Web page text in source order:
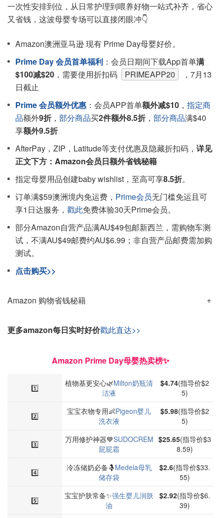
一次性安排到位，从日常护理到喂养好物一站式补齐，省心
又省钱，这波母婴专场可以直接闭眼冲👇
Amazon澳洲亚马逊 现有 Prime Day母婴好价。
Prime Day 会员首单福利 ：会员日期间下载App首单满
$100减$20 ，需要使用折扣码 PRIMEAPP20
，7月13
日截止
Prime 会员额外优惠 ：会员APP首单额外减$10 ， 指定商
品额外9折 ， 部分商品买2件额外8.5折 ， 部分商品满$40
享额外9.5折
AfterPay，ZIP，Latitude等支付优惠及隐藏折扣码， 详见
正文下方：Amazon会员日额外省钱秘籍
指定母婴用品创建baby wishlist，至高可享8.5折。
订单满$59澳洲境内免运费， Prime会员无门槛免运且可
享1日达服务， 戳此免费体验30天Prime会员。
部分Amazon自营产品满AU$49包邮新西兰，需购物车测
试，不满AU$49邮费约AU$6.99；非自营产品邮费需加购
测试。
点击购买>>
Amazon 购物省钱秘籍
更多amazon每日实时好价戳此直达>>
Amazon Prime Day母婴热卖榜✨
1️⃣ 植物基更安心🌿Milton奶瓶清
洁液
$4.74(指导价$2
5)
2️⃣ 宝宝衣物专用👶Pigeon婴儿
洗衣液
$5.98(指导价$2
5)
3️⃣ 万用修护神器💙SUDOCREM
屁屁霜
$25.65(指导价$3
8.59)
4️⃣ 冷冻储奶必备🤱Medela母乳
储存袋
$2.6(指导价$33.
55)
5️⃣ 宝宝护肤常备✨强生婴儿润肤
油
$2.92(指导价$6.
39)